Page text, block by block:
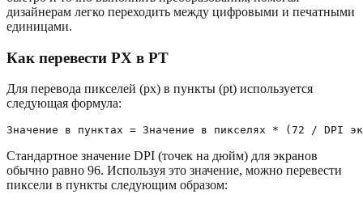
дизайнерам легко переходить между цифровыми и печатными
единицами.
Как перевести PX в PT
Для перевода пикселей (px) в пункты (pt) используется
следующая формула:
Стандартное значение DPI (точек на дюйм) для экранов
обычно равно 96. Используя это значение, можно перевести
пиксели в пункты следующим образом: